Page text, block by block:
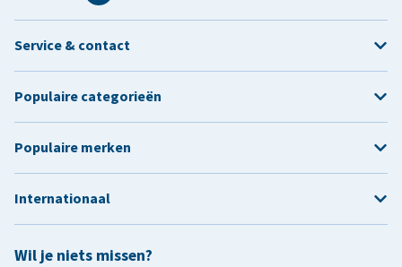
Wil je niets missen?
Service & contact
Populaire categorieën
Populaire merken
Internationaal